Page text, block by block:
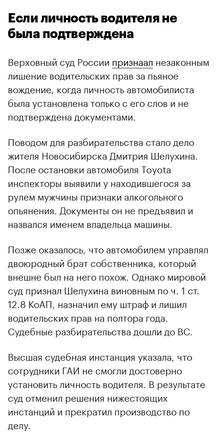
Если личность водителя не
была подтверждена
00:00 / 00:00
Верховный суд России признаал незаконным
лишение водительских прав за пьяное
вождение, когда личность автомобилиста
была установлена только с его слов и не
подтверждена документами.
Поводом для разбирательства стало дело
жителя Новосибирска Дмитрия Шелухина.
После остановки автомобиля Toyota
инспекторы выявили у находившегося за
рулем мужчины признаки алкогольного
опьянения. Документы он не предъявил и
назвался именем владельца машины.
Позже оказалось, что автомобилем управлял
двоюродный брат собственника, который
внешне был на него похож. Однако мировой
суд признал Шелухина виновным по ч. 1 ст.
12.8 КоАП, назначил ему штраф и лишил
водительских прав на полтора года.
Судебные разбирательства дошли до ВС.
Высшая судебная инстанция указала, что
сотрудники ГАИ не смогли достоверно
установить личность водителя. В результате
суд отменил решения нижестоящих
инстанций и прекратил производство по
делу.